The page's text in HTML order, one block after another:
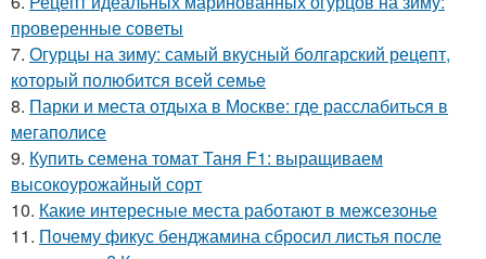
проверенные советы
7. Огурцы на зиму: самый вкусный болгарский рецепт,
который полюбится всей семье
8. Парки и места отдыха в Москве: где расслабиться в
мегаполисе
9. Купить семена томат Таня F1: выращиваем
высокоурожайный сорт
10. Какие интересные места работают в межсезонье
11. Почему фикус бенджамина сбросил листья после